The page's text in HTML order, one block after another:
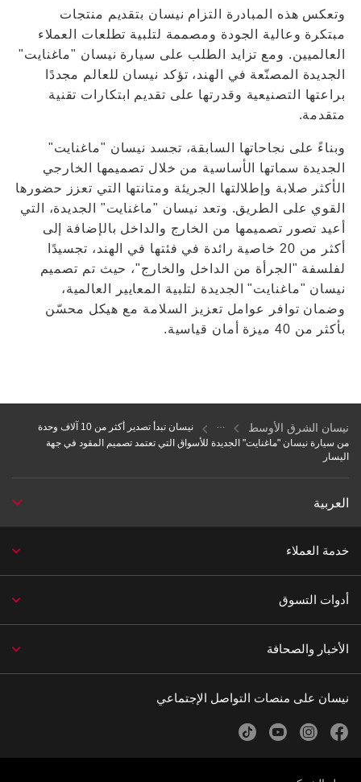
وتعكس هذه المبادرة التزام نيسان بتقديم منتجات
مبتكرة وعالية الجودة ومصممة لتلبية تطلعات العملاء
العالميين. ومع تزايد الطلب على سيارة نيسان "ماغنايت"
الجديدة المصنّعة في الهند، تؤكد نيسان للعالم مجددًا
براعتها التصنيعية وقدرتها على تقديم ابتكارات تقنية
متقدمة.
وبناءً على نجاحاتها السابقة، تجسد نيسان "ماغنايت"
الجديدة سماتها الأساسية من خلال تصميمها الخارجي
الأكثر صلابة وإطلالتها الجريئة ومتانتها التي تعزز حضورها
القوي على الطريق. وتعد نيسان "ماغنايت" الجديدة، التي
أعيد تصور تصميمها من الخارج والداخل بالإضافة إلى
أكثر من 20 خاصية رائدة في فئتها في الهند، تجسيدًا
لفلسفة "الجرأة من الداخل والخارج"، حيث تم تصميم
نيسان "ماغنايت" الجديدة لتلبية المعايير العالمية،
وضمان توافر عوامل تعزيز السلامة مع هيكل محسّن
بأكثر من 40 ميزة أمان قياسية.
نيسان الشرق الأوسط
نيسان تبدأ تصدير أكثر من 10 آلاف وحدة
من سيارة نيسان "ماغنايت" الجديدة للأسواق التي تعتمد تصميم المقود في جهة
اليسار
العربية
G
E
ع
خدمة العملاء
G
E
أدوات التسوق
G
ل
الأخبار والصحافة
نيسان على منصات التواصل الإجتماعي
facebook
instagram
youtube